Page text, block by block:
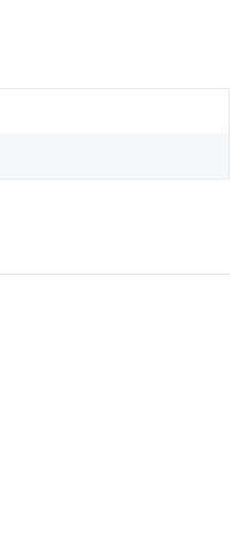
Warnweste
Grün mit vielen